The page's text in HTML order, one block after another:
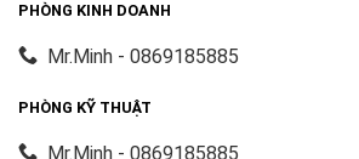
PHÒNG KINH DOANH
Mr.Minh - 0869185885
PHÒNG KỸ THUẬT
Mr.Minh - 0869185885